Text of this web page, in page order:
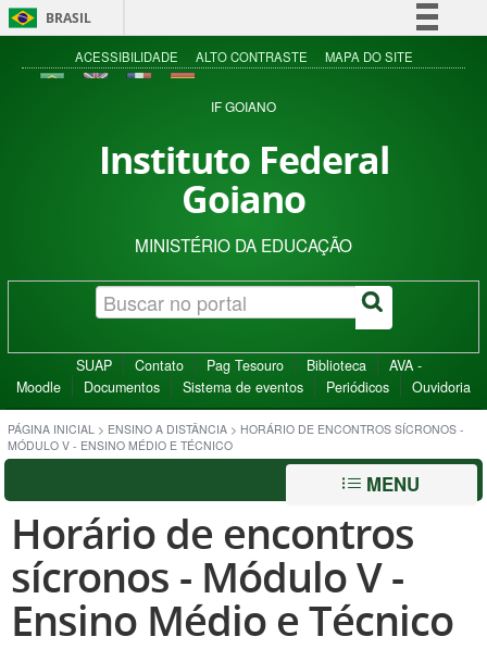
BRASIL
Simplifique!
Acesso à informação
ACESSIBILIDADE ALTO CONTRASTE MAPA DO SITE
IF GOIANO
Instituto Federal
Goiano
MINISTÉRIO DA EDUCAÇÃO
SUAP Contato Pag Tesouro Biblioteca
AVA -
Moodle
Documentos Sistema de eventos Periódicos Ouvidoria
PÁGINA INICIAL > ENSINO A DISTÂNCIA > HORÁRIO DE ENCONTROS SÍCRONOS -
MÓDULO V - ENSINO MÉDIO E TÉCNICO
MENU
Horário de encontros
sícronos - Módulo V -
Ensino Médio e Técnico